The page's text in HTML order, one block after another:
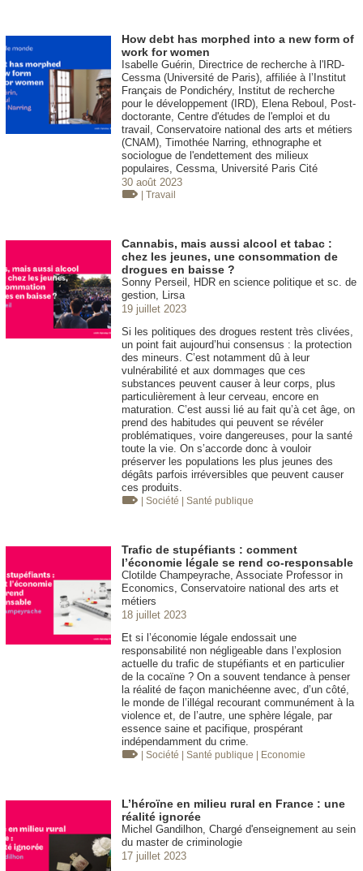
How debt has morphed into a new form of
work for women
Isabelle Guérin, Directrice de recherche à l'IRD-
Cessma (Université de Paris), affiliée à l’Institut
Français de Pondichéry, Institut de recherche
pour le développement (IRD), Elena Reboul, Post-
doctorante, Centre d'études de l'emploi et du
travail, Conservatoire national des arts et métiers
(CNAM), Timothée Narring, ethnographe et
sociologue de l'endettement des milieux
populaires, Cessma, Université Paris Cité
30 août 2023
| Travail
Cannabis, mais aussi alcool et tabac :
chez les jeunes, une consommation de
drogues en baisse ?
Sonny Perseil, HDR en science politique et sc. de
gestion, Lirsa
19 juillet 2023
Si les politiques des drogues restent très clivées,
un point fait aujourd’hui consensus : la protection
des mineurs. C’est notamment dû à leur
vulnérabilité et aux dommages que ces
substances peuvent causer à leur corps, plus
particulièrement à leur cerveau, encore en
maturation. C’est aussi lié au fait qu’à cet âge, on
prend des habitudes qui peuvent se révéler
problématiques, voire dangereuses, pour la santé
toute la vie. On s’accorde donc à vouloir
préserver les populations les plus jeunes des
dégâts parfois irréversibles que peuvent causer
ces produits.
| Société | Santé publique
Trafic de stupéfiants : comment
l’économie légale se rend co-responsable
Clotilde Champeyrache, Associate Professor in
Economics, Conservatoire national des arts et
métiers
18 juillet 2023
Et si l’économie légale endossait une
responsabilité non négligeable dans l’explosion
actuelle du trafic de stupéfiants et en particulier
de la cocaïne ? On a souvent tendance à penser
la réalité de façon manichéenne avec, d’un côté,
le monde de l’illégal recourant communément à la
violence et, de l’autre, une sphère légale, par
essence saine et pacifique, prospérant
indépendamment du crime.
| Société | Santé publique | Economie
L’héroïne en milieu rural en France : une
réalité ignorée
Michel Gandilhon, Chargé d'enseignement au sein
du master de criminologie
17 juillet 2023